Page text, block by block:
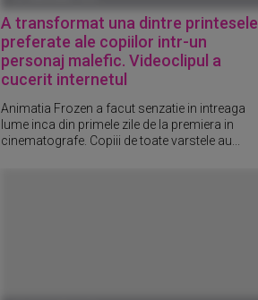
A transformat una dintre printesele
preferate ale copiilor intr-un
personaj malefic. Videoclipul a
cucerit internetul
Animatia Frozen a facut senzatie in intreaga
lume inca din primele zile de la premiera in
cinematografe. Copiii de toate varstele au...